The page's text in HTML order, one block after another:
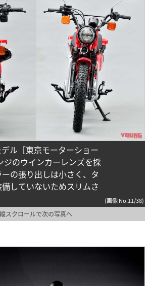
ル［東京モーターショー
のウインカーレンズを採
の張り出しは小さく、タ
していないためスリムさ
(画像 No.11/38)
縦スクロールで次の写真へ